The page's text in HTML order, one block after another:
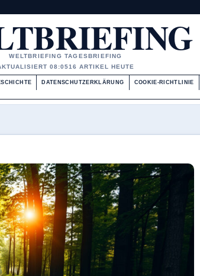
WELTBRIEFING TAGESBRIEFING
08:0516 ARTIKEL HEUTE
DATENSCHUTZERKLÄRUNG COOKIE-RICHTLINIE